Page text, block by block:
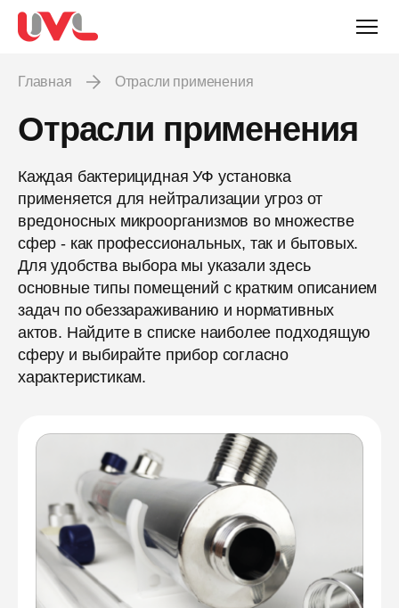
Главная Отрасли применения
Отрасли применения
Каждая бактерицидная УФ установка
применяется для нейтрализации угроз от
вредоносных микроорганизмов во множестве
сфер - как профессиональных, так и бытовых.
Для удобства выбора мы указали здесь
основные типы помещений с кратким описанием
задач по обеззараживанию и нормативных
актов. Найдите в списке наиболее подходящую
сферу и выбирайте прибор согласно
характеристикам.